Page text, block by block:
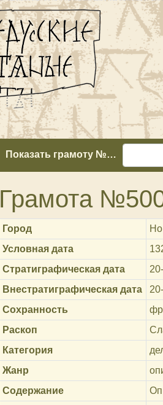
Показать грамоту №…
Грамота
Город
Условная дата
Стратиграфическая дата
Внестратиграфическая дата
Сохранность
Раскоп
Категория
Жанр
Содержание